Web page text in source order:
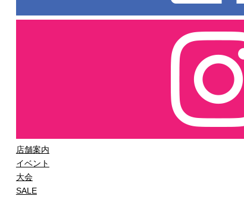
店舗案内
イベント
大会
SALE